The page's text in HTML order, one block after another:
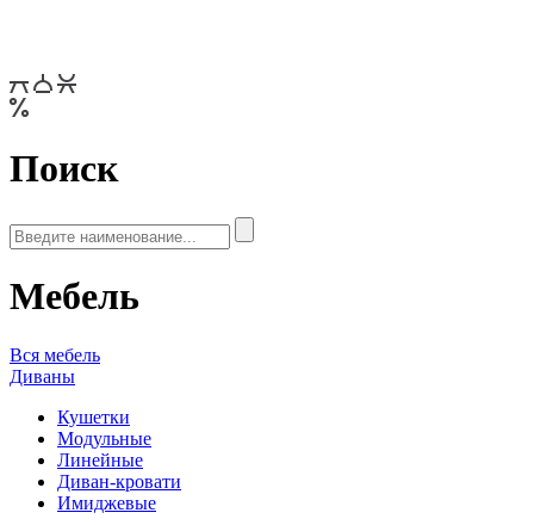
Поиск
Мебель
Вся мебель
Диваны
Кушетки
Модульные
Линейные
Диван-кровати
Имиджевые